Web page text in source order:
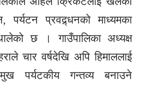
पर्यटन प्रवद्र्धनको माध्यमका
छ । गाउँपालिका अध्यक्ष
चार वर्षदेखि अपि हिमाललाई
पर्यटकीय गन्तव्य बनाउने